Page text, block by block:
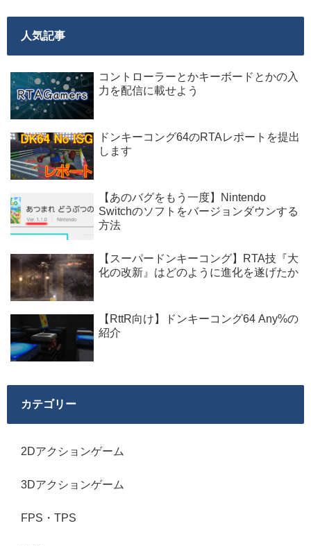
人気記事
コントローラーとかキーボードとかの入
力を配信に載せよう
ドンキーコング64のRTAレポートを提出
します
【あのバグをもう一度】Nintendo
Switchのソフトをバージョンダウンする
方法
【スーパードンキーコング】RTA技『大
化の改新』はどのように進化を遂げたか
【RttR向け】ドンキーコング64 Any%の
紹介
カテゴリー
2Dアクションゲーム
3Dアクションゲーム
FPS・TPS